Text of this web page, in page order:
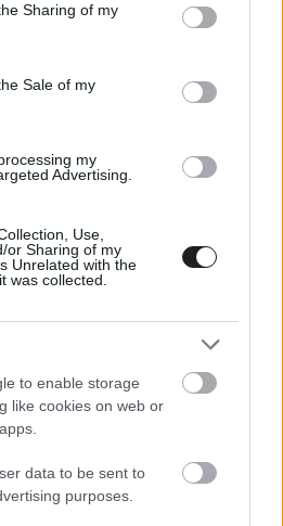
behaviour. You may click to
and its third-party tags to
purposes in below Google
Sharing of my
Sale of my
my
Advertising.
Use,
or Sharing of my
Unrelated with the
was collected.
to enable storage
like cookies on web or
data to be sent to
purposes.
érezhette – nemcsak a
kívül is –, hogy minden
úgyhogy ez így még
végezni, ahol
megtörténhet, de
érzéseink vannak.
vagyunk, hogy tíz év
másrészt viszont
a #3-as autó eredménye